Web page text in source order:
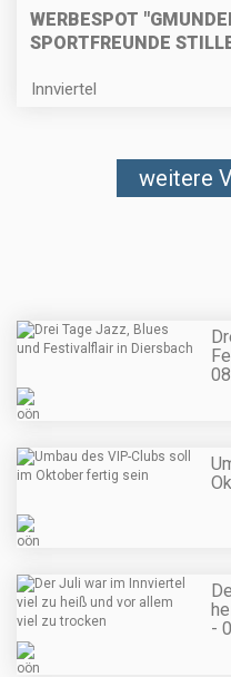
WERBESPOT
SPORTFREUNDE
Innviertel
weitere
-